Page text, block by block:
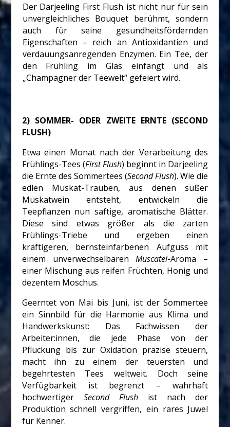
Der Darjeeling First Flush ist nicht nur für sein
unvergleichliches Bouquet berühmt, sondern
auch für seine gesundheitsfördernden
Eigenschaften – reich an Antioxidantien und
verdauungsanregenden Enzymen. Ein Tee, der
den Frühling im Glas einfängt und als
„Champagner der Teewelt“ gefeiert wird.
2) SOMMER- ODER ZWEITE ERNTE (SECOND
FLUSH)
Etwa einen Monat nach der Verarbeitung des
Frühlings-Tees (First Flush) beginnt in Darjeeling
die Ernte des Sommertees (Second Flush). Wie die
edlen Muskat-Trauben, aus denen süßer
Muskatwein entsteht, entwickeln die
Teepflanzen nun saftige, aromatische Blätter.
Diese sind etwas größer als die zarten
Frühlings-Triebe und ergeben einen
kräftigeren, bernsteinfarbenen Aufguss mit
einem unverwechselbarenMuscatel-Aroma –
einer Mischung aus reifen Früchten, Honig und
dezentem Moschus.
Geerntet von Mai bis Juni, ist der Sommertee
ein Sinnbild für die Harmonie aus Klima und
Handwerkskunst: Das Fachwissen der
Arbeiter:innen, die jede Phase von der
Pflückung bis zur Oxidation präzise steuern,
macht ihn zu einem der teuersten und
begehrtesten Tees weltweit. Doch seine
Verfügbarkeit ist begrenzt – wahrhaft
hochwertiger Second Flushist nach der
Produktion schnell vergriffen, ein rares Juwel
für Kenner.